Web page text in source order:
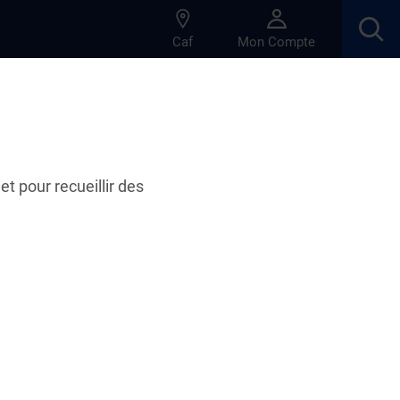
pour recueillir des
Caf Mon Compte